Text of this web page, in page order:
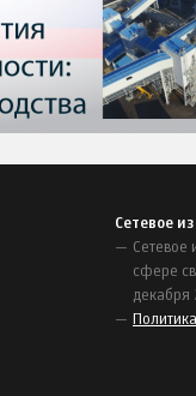
Сетевое
Сетевое
сфере
декабря